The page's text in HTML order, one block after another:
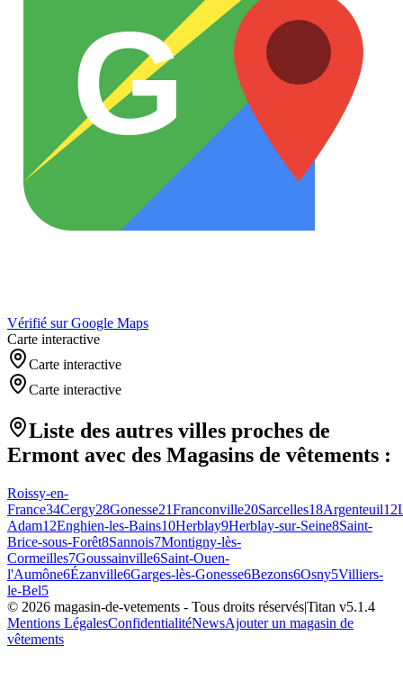
G
Vérifié sur Google Maps
Carte interactive
Carte interactive
Carte interactive
Liste des autres villes proches de
Ermont avec des Magasins de vêtements :
Roissy-en-
France34Cergy28Gonesse21Franconville20Sarcelles18Argenteuil12
Adam12Enghien-les-Bains10Herblay9Herblay-sur-Seine8Saint-
Brice-sous-Forêt8Sannois7Montigny-lès-
Cormeilles7Goussainville6Saint-Ouen-
l'Aumône6Ézanville6Garges-lès-Gonesse6Bezons6Osny5Villiers-
le-Bel5
© 2026 magasin-de-vetements - Tous droits réservés|Titan v5.1.4
Mentions LégalesConfidentialitéNewsAjouter un magasin de
vêtements